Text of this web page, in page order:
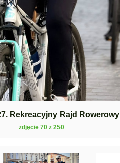
Rekreacyjny Rajd Rowerowy
zdjęcie 70 z 250